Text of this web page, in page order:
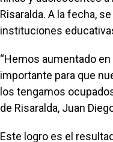
Risaralda. A la fecha,
instituciones
“Hemos aumentado
importante para que
los tengamos
de Risaralda, Juan
Este logro es el